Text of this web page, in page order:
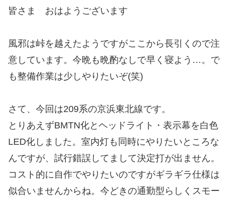
皆さま おはようございます
風邪は峠を越えたようですがここから長引くので注
意しています。今晩も晩酌なしで早く寝よう…。で
も整備作業は少しやりたいぞ(笑)
さて、今回は209系の京浜東北線です。
とりあえずBMTN化とヘッドライト・表示幕を白色
LED化しました。室内灯も同時にやりたいところな
んですが、試行錯誤してまして決定打が出ません。
コスト的に自作でやりたいのですがギラギラ仕様は
似合いませんからね。今どきの通勤型らしくスモー